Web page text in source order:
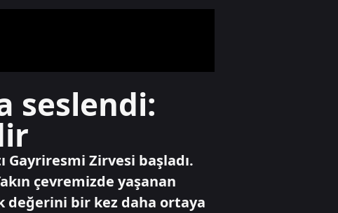
Evdeki tehlike:
Ansiklopedik Türk
Tarih Sözlüğü
Gündem
Akın Gürlek'ten
Behçet Oktay ve
seslendi:
Zirvesi başladı.
çevremizde yaşanan
değerini bir kez daha ortaya